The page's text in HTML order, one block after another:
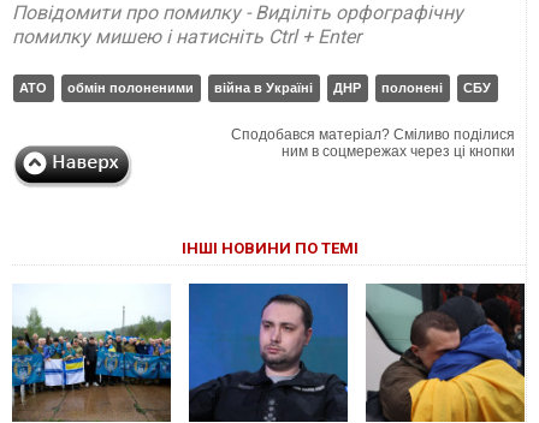
Повідомити про помилку - Виділіть орфографічну
помилку мишею і натисніть Ctrl + Enter
АТО обмін полоненими війна в Україні ДНР полонені СБУ
Сподобався матеріал? Сміливо поділися
ним в соцмережах через ці кнопки
ІНШІ НОВИНИ ПО ТЕМІ